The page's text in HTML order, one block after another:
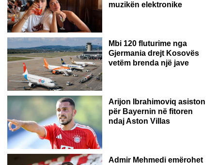
muzikën elektronike
GJERMANI
Mbi 120 fluturime nga
Gjermania drejt Kosovës
vetëm brenda një jave
Arijon Ibrahimoviq asiston
për Bayernin në fitoren
ndaj Aston Villas
ZVICËR
Admir Mehmedi emërohet